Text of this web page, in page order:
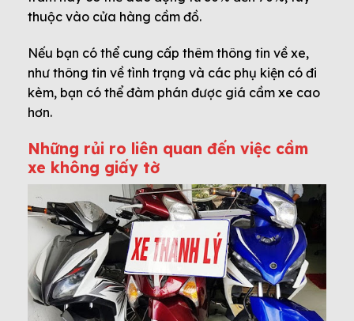
thuộc vào cửa hàng cầm đồ.
Nếu bạn có thể cung cấp thêm thông tin về xe,
như thông tin về tình trạng và các phụ kiện có đi
kèm, bạn có thể đàm phán được giá cầm xe cao
hơn.
Những rủi ro liên quan đến việc cầm
xe không giấy tờ